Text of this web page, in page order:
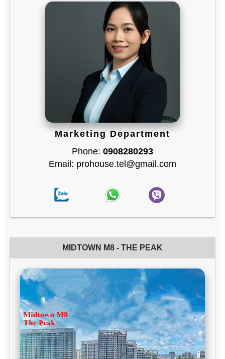
Marketing Department
Phone: 0908280293
Email: prohouse.tel@gmail.com
MIDTOWN M8 - THE PEAK